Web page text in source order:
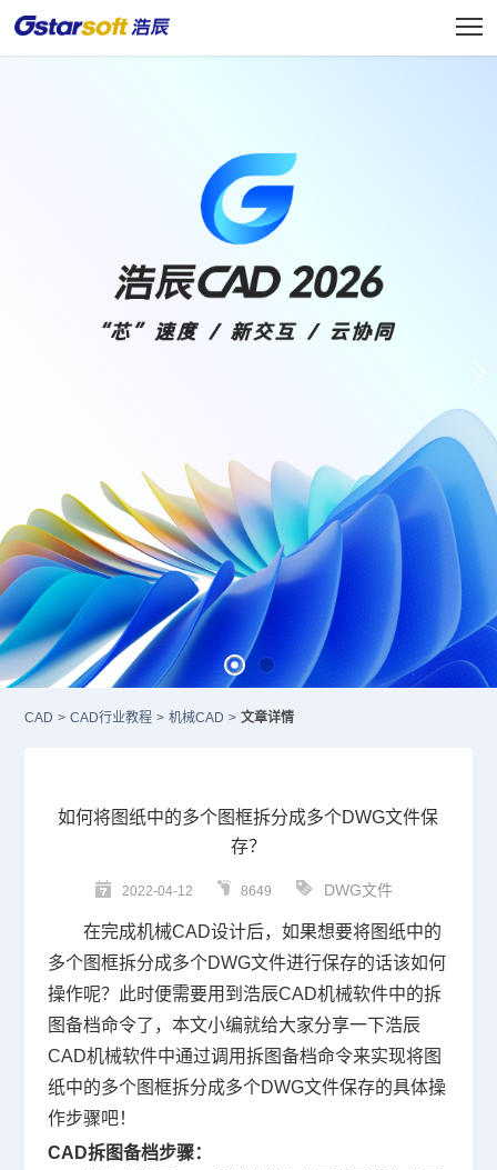
CAD > CAD行业教程 > 机械CAD > 文章详情
如何将图纸中的多个图框拆分成多个DWG文件保
存？
2022-04-12 8649 DWG文件
在完成机械CAD设计后，如果想要将图纸中的
多个图框拆分成多个DWG文件进行保存的话该如何
操作呢？此时便需要用到浩辰CAD机械软件中的拆
图备档命令了，本文小编就给大家分享一下浩辰
CAD机械软件中通过调用拆图备档命令来实现将图
纸中的多个图框拆分成多个DWG文件保存的具体操
作步骤吧！
CAD拆图备档步骤：